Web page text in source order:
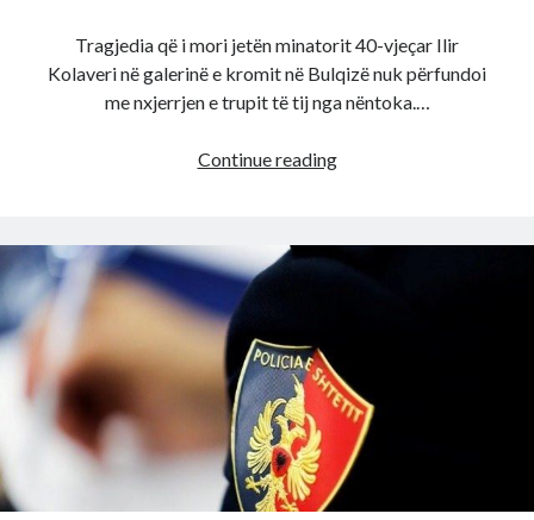
Shqipëri
Tragjedia që i mori jetën minatorit 40-vjeçar Ilir
Kolaveri në galerinë e kromit në Bulqizë nuk përfundoi
me nxjerrjen e trupit të tij nga nëntoka.…
Continue readingI
u
miniera,
fëmijët
Ilir
Kolaverit